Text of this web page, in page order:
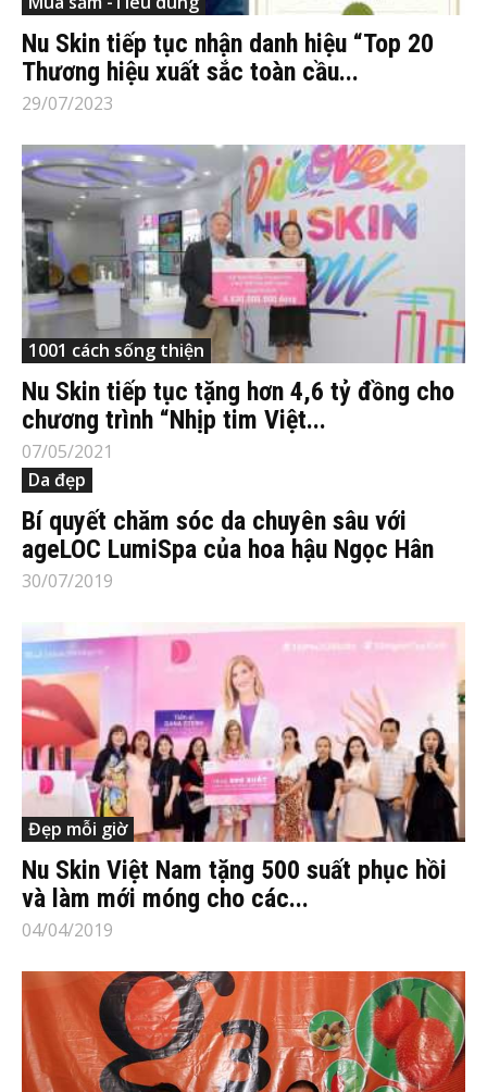
Nu Skin tiếp tục nhận danh hiệu “Top 20
Thương hiệu xuất sắc toàn cầu...
29/07/2023
1001 cách sống thiện
Nu Skin tiếp tục tặng hơn 4,6 tỷ đồng cho
chương trình “Nhịp tim Việt...
07/05/2021
Da đẹp
Bí quyết chăm sóc da chuyên sâu với
ageLOC LumiSpa của hoa hậu Ngọc Hân
30/07/2019
Đẹp mỗi giờ
Nu Skin Việt Nam tặng 500 suất phục hồi
và làm mới móng cho các...
04/04/2019